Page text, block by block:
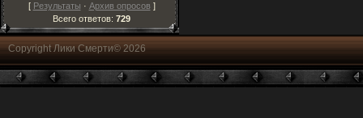
[ Результаты · Архив опросов ]
Всего ответов: 729
Copyright Лики Смерти© 2026